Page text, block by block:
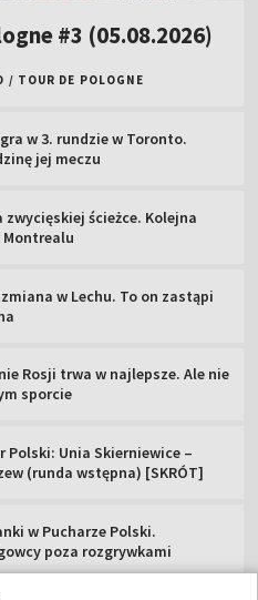
#3 (05.08.2026)
/ TOUR DE POLOGNE
w 3. rundzie w Toronto.
jej meczu
zwycięskiej ścieżce. Kolejna
w Lechu. To on zastąpi
Rosji trwa w najlepsze. Ale nie
sporcie
Polski: Unia Skierniewice –
(runda wstępna) [SKRÓT]
w Pucharze Polski.
poza rozgrywkami